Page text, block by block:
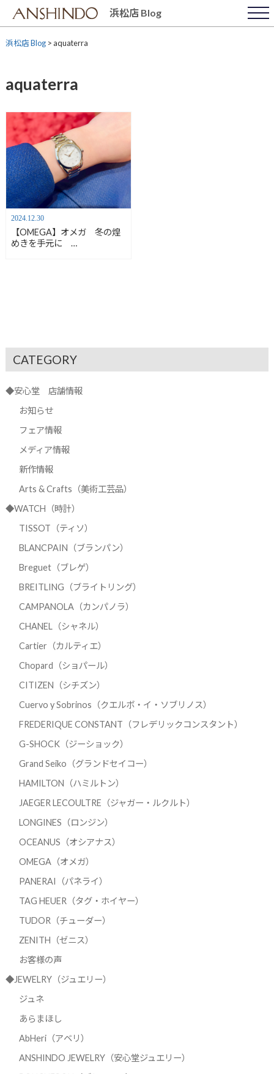
content
浜松店 Blog
浜松店 Blog> aquaterra
aquaterra
2024.12.30
【OMEGA】オメガ 冬の煌
めきを手元に
CATEGORY
◆安心堂 店舗情報
お知らせ
フェア情報
メディア情報
新作情報
Arts & Crafts（美術工芸品）
◆WATCH（時計）
TISSOT（ティソ）
BLANCPAIN（ブランパン）
Breguet（ブレゲ）
BREITLING（ブライトリング）
CAMPANOLA（カンパノラ）
CHANEL（シャネル）
Cartier（カルティエ）
Chopard（ショパール）
CITIZEN（シチズン）
Cuervo y Sobrinos（クエルボ・イ・ソブリノス）
FREDERIQUE CONSTANT（フレデリックコンスタント）
G-SHOCK（ジーショック）
Grand Seiko（グランドセイコー）
HAMILTON（ハミルトン）
JAEGER LECOULTRE（ジャガー・ルクルト）
LONGINES（ロンジン）
OCEANUS（オシアナス）
OMEGA（オメガ）
PANERAI（パネライ）
TAG HEUER（タグ・ホイヤー）
TUDOR（チューダー）
ZENITH（ゼニス）
お客様の声
◆JEWELRY（ジュエリー）
ジュネ
あらまほし
AbHeri（アベリ）
ANSHINDO JEWELRY（安心堂ジュエリー）